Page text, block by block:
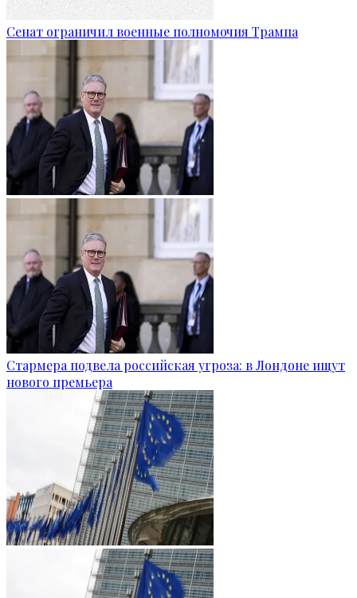
Сенат ограничил военные полномочия Трампа
Стармера подвела российская угроза: в Лондоне ищут
нового премьера